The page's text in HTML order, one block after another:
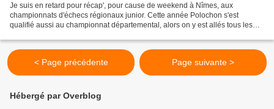
Je suis en retard pour récap', pour cause de weekend à Nîmes, aux
championnats d'échecs régionaux junior. Cette année Polochon s'est
qualifié aussi au championnat départemental, alors on y est allés tous les
< Page précédente Page suivante >
Hébergé par Overblog